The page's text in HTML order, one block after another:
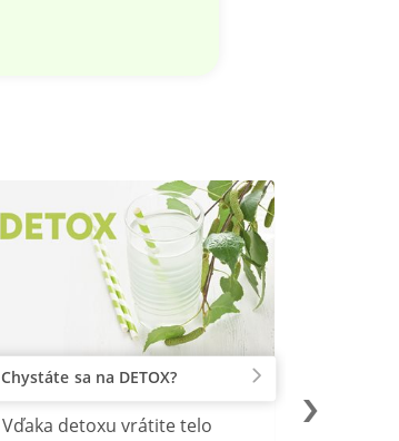
Chystáte sa na DETOX?
Vďaka detoxu vrátite telo